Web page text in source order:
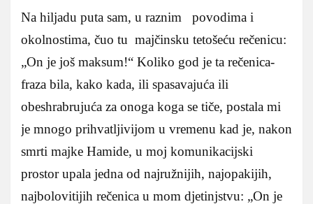
Na hiljadu puta sam, u raznim povodima i
okolnostima, čuo tu majčinsku tetošeću rečenicu:
„On je još maksum!“ Koliko god je ta rečenica-
fraza bila, kako kada, ili spasavajuća ili
obeshrabrujuća za onoga koga se tiče, postala mi
je mnogo prihvatljivijom u vremenu kad je, nakon
smrti majke Hamide, u moj komunikacijski
prostor upala jedna od najružnijih, najopakijih,
najbolovitijih rečenica u mom djetinjstvu: „On je